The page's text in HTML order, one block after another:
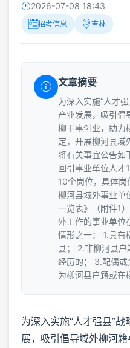
2026-07-08 18:43
招考信息 吉林
文章摘要
为深入实施“人才
产业发展，吸引倡
柳干事创业，助力
定，开展柳河县域
将有关事宜公告如
回引事业单位人才
10个岗位，具体
柳河县域外事业单
一览表》（附件1
外工作的事业单位
情形之一： 1.具有
县； 2.非柳河县户
经历的； 3.配偶或
为柳河县户籍或在
为深入实施“人才强县”战
展，吸引倡导域外柳河